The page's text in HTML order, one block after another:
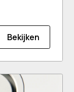
Bekijken